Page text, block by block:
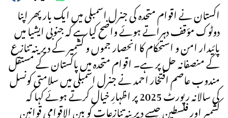
اکستان نے اقوام متحدہ کی جنرل اسمبلی میں ایک بار پھر اپنا
دوٹوک مؤقف دہراتے ہوئے واضح کیا ہے کہ جنوبی ایشیا میں
پائیدار امن و استحکام کا انحصار جموں و کشمیر کے دیرینہ تنازع
کے منصفانہ حل پر ہے۔ اقوام متحدہ میں پاکستان کے مستقل
مندوب عاصم افتخار احمد نے جنرل اسمبلی میں سلامتی کونسل
کی سالانہ رپورٹ 2025 پر اظہارِ خیال کرتے ہوئے کہا کہ
کشمیر اور فلسطین جیسے دیرینہ تنازعات کو بین الاقوامی قوانین